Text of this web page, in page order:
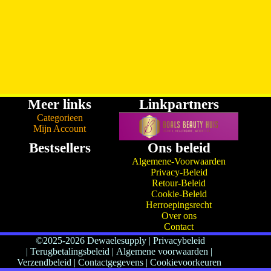
Meer links
Categorieen
Mijn Account
Linkpartners
Bestsellers Ons beleid
Algemene-Voorwaarden
Privacy-Beleid
Retour-Beleid
Cookie-Beleid
Herroepingsrecht
Over ons
Contact
©2025-2026 Dewaelesupply |Privacybeleid
| Terugbetalingsbeleid | Algemene voorwaarden |
Verzendbeleid |Contactgegevens |Cookievoorkeuren